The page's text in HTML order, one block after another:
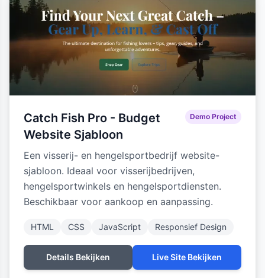
Catch Fish Pro - Budget
Website Sjabloon
Demo Project
Een visserij- en hengelsportbedrijf website-
sjabloon. Ideaal voor visserijbedrijven,
hengelsportwinkels en hengelsportdiensten.
Beschikbaar voor aankoop en aanpassing.
HTML CSS JavaScript Responsief Design
Details Bekijken Live Site Bekijken